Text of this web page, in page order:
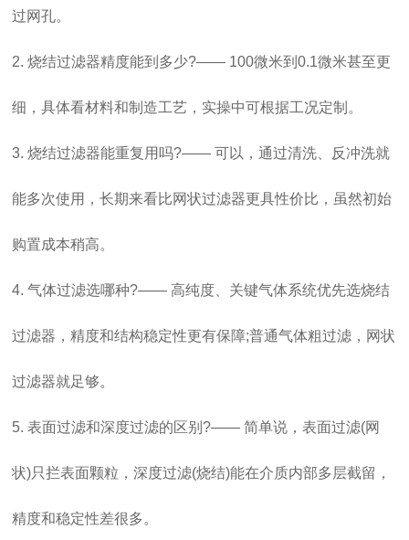
过网孔。
2. 烧结过滤器精度能到多少?—— 100微米到0.1微米甚至更
细，具体看材料和制造工艺，实操中可根据工况定制。
3. 烧结过滤器能重复用吗?—— 可以，通过清洗、反冲洗就
能多次使用，长期来看比网状过滤器更具性价比，虽然初始
购置成本稍高。
4. 气体过滤选哪种?—— 高纯度、关键气体系统优先选烧结
过滤器，精度和结构稳定性更有保障;普通气体粗过滤，网状
过滤器就足够。
5. 表面过滤和深度过滤的区别?—— 简单说，表面过滤(网
状)只拦表面颗粒，深度过滤(烧结)能在介质内部多层截留，
精度和稳定性差很多。